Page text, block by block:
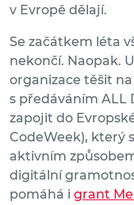
v Evropě dělají.
Se začátkem léta
nekončí. Naopak.
organizace těšit na
s předáváním ALL
zapojit do
CodeWeek), který
aktivním
digitální
pomáhá i grant